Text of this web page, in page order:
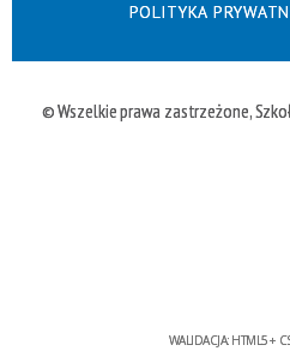
POLITYKA
© Wszelkie prawa zastrzeżone,
WALIDACJA: HTML5+